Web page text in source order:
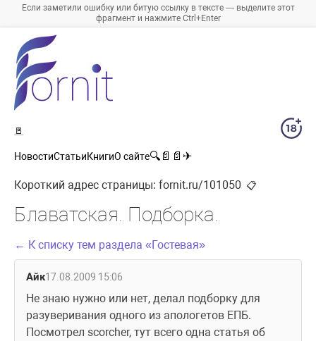
Если заметили ошибку или битую ссылку в тексте — выделите этот
фрагмент и нажмите Ctrl+Enter
🚪
НовостиСтатьиКнигиО сайте🔍 📄 📄 ✈
Короткий адрес страницы: fornit.ru/101050 📋
Блаватская. Подборка.
← К списку тем раздела «Гостевая»
Айк17.08.2009 15:06
Не знаю нужно или нет, делал подборку для
разуверивания одного из апологетов ЕПБ.
Посмотрел scorcher, тут всего одна статья об